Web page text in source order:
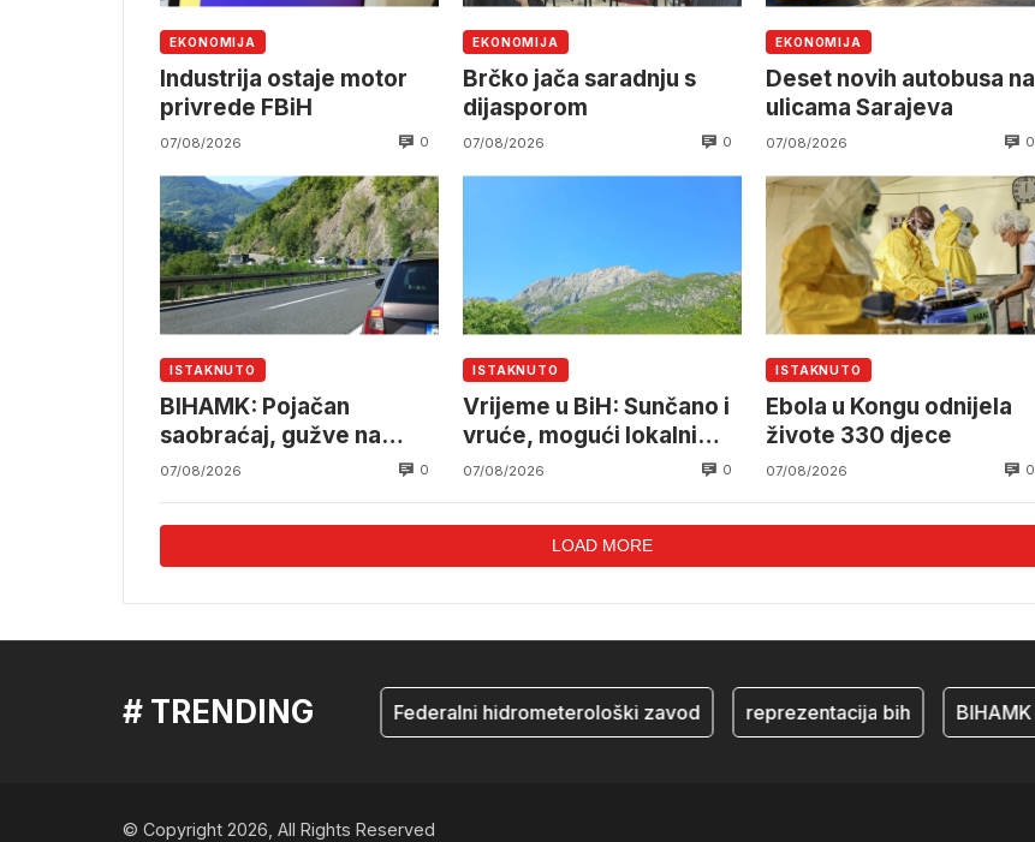
EKONOMIJA
Industrija ostaje motor
privrede FBiH
07/08/2026 0
EKONOMIJA
Brčko jača saradnju s
dijasporom
07/08/2026 0
EKONOMIJA
Deset novih autobusa na
ulicama Sarajeva
07/08/2026 0
ISTAKNUTO
BIHAMK: Pojačan
saobraćaj, gužve na
granicama
07/08/2026 0
ISTAKNUTO
Vrijeme u BiH: Sunčano i
vruće, mogući lokalni
pljuskovi
07/08/2026 0
ISTAKNUTO
Ebola u Kongu odnijela
živote 330 djece
07/08/2026 0
LOAD MORE
# TRENDING
mostar Federalni hidrometerološki zavod reprezentacija bih BIHAMK
© Copyright 2026, All Rights Reserved